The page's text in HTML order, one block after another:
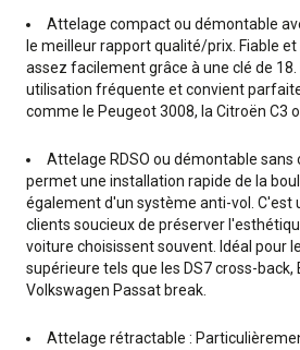
Attelage compact ou démontable
le meilleur rapport qualité/prix. Fiable
assez facilement grâce à une clé de
utilisation fréquente et convient
comme le Peugeot 3008, la Citroën C3
Attelage RDSO ou démontable sans
permet une installation rapide de la
également d'un système anti-vol. C'est
clients soucieux de préserver
voiture choisissent souvent. Idéal pour
supérieure tels que les DS7 cross-back,
Volkswagen Passat break.
Attelage rétractable :